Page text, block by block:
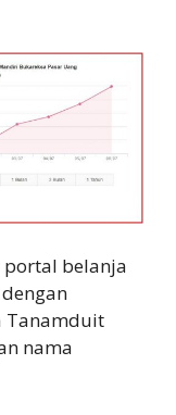
belanja
Tanamduit
nama